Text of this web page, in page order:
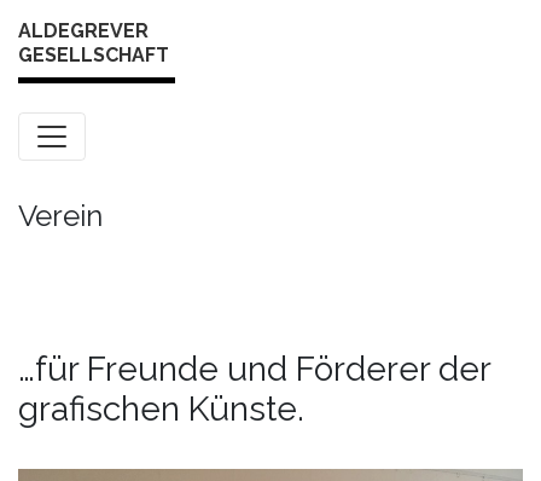
ALDEGREVER
GESELLSCHAFT
Verein
…für Freunde und Förderer der
grafischen Künste.